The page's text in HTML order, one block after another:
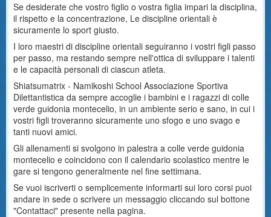
Se desiderate che vostro figlio o vostra figlia impari la disciplina,
il rispetto e la concentrazione, Le discipline orientali è
sicuramente lo sport giusto.
I loro maestri di discipline orientali seguiranno i vostri figli passo
per passo, ma restando sempre nell'ottica di sviluppare i talenti
e le capacità personali di ciascun atleta.
Shiatsumatrix - Namikoshi School Associazione Sportiva
Dilettantistica da sempre accoglie i bambini e i ragazzi di colle
verde guidonia montecelio, in un ambiente serio e sano, in cui i
vostri figli troveranno sicuramente uno sfogo e uno svago e
tanti nuovi amici.
Gli allenamenti si svolgono in palestra a colle verde guidonia
montecelio e coincidono con il calendario scolastico mentre le
gare si tengono generalmente nel fine settimana.
Se vuoi iscriverti o semplicemente informarti sui loro corsi puoi
andare in sede o scrivere un messaggio cliccando sul bottone
"Contattaci" presente nella pagina.